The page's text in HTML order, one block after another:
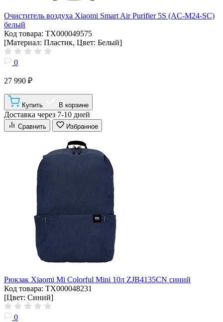
Очиститель воздуха Xiaomi Smart Air Purifier 5S (AC-M24-SC)
белый
Код товара: ТХ000049575
[Материал: Пластик, Цвет: Белый]
0
27 990 ₽
Купить В корзине
Доставка через 7-10 дней
Сравнить Избранное
Рюкзак Xiaomi Mi Colorful Mini 10л ZJB4135CN синий
Код товара: ТХ000048231
[Цвет: Синий]
0